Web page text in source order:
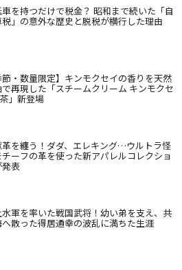
車を持つだけで税金？ 昭和まで続いた「自
」の意外な歴史と脱税が横行した理由
節・数量限定】キンモクセイの香りを天然
再現した「スチームクリーム キンモクセ
」新登場
革を纏う！ダダ、エレキング…ウルトラ怪
ーフの革を使った新アパレルコレクショ
発表
軍を率いた戦国武将！幼い弟を支え、共
へ散った得居通幸の波乱に満ちた生涯